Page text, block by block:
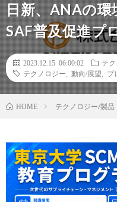
日新、ANAの環
SAF普及促進プ
2023.12.15 06:00:02
テ
テクノロジー
動向/展望 プ
HOME テクノロジー/製品